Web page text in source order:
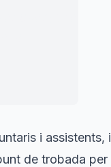
i assistents, i
de trobada per